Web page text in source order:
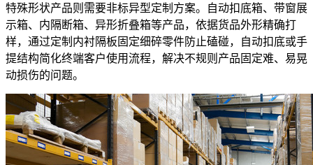
特殊形状产品则需要非标异型定制方案。自动扣底箱、带窗展
示箱、内隔断箱、异形折叠箱等产品，依据货品外形精确打
样，通过定制内衬隔板固定细碎零件防止磕碰，自动扣底或手
提结构简化终端客户使用流程，解决不规则产品固定难、易晃
动损伤的问题。